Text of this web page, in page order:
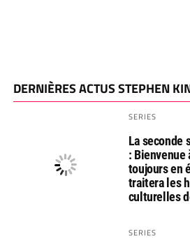
DERNIÈRES ACTUS STEPHEN
SERIES
La seconde
: Bienvenue
toujours en
traitera les
culturelles
SERIES